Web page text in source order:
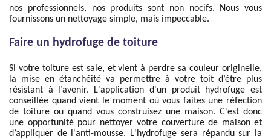
nos professionnels, nos produits sont non nocifs. Nous vous
fournissons un nettoyage simple, mais impeccable.
Faire un hydrofuge de toiture
Si votre toiture est sale, et vient à perdre sa couleur originelle,
la mise en étanchéité va permettre à votre toit d’être plus
résistant à l’avenir. L'application d'un produit hydrofuge est
conseillée quand vient le moment où vous faites une réfection
de toiture ou quand vous construisez une maison. C’est donc
une opportunité pour nettoyer votre couverture de maison et
d’appliquer de l'anti-mousse. L'hydrofuge sera répandu sur la